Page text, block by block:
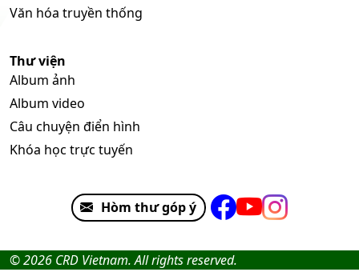
Văn hóa truyền thống
Thư viện
Album ảnh
Album video
Câu chuyện điển hình
Khóa học trực tuyến
Hòm thư góp ý
© 2026 CRD Vietnam. All rights reserved.